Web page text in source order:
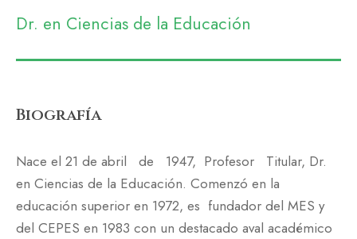
Dr. en Ciencias de la Educación
Biografía
Nace el 21 de abril de 1947, Profesor Titular, Dr.
en Ciencias de la Educación. Comenzó en la
educación superior en 1972, es fundador del MES y
del CEPES en 1983 con un destacado aval académico